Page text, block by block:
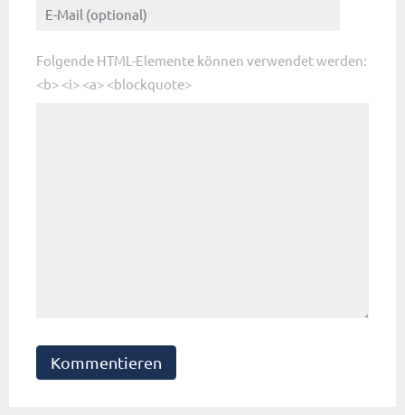
Folgende HTML-Elemente können verwendet werden:
<b> <i> <a> <blockquote>
Kommentieren